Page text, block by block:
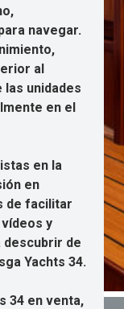
navegar.
al
las unidades
en el
en la
en
de facilitar
y
descubrir de
Yachts 34.
34 en venta,